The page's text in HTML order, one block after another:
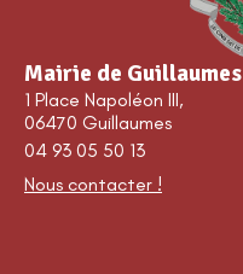
Mairie de Guillaumes
1 Place Napoléon III,
06470 Guillaumes
04 93 05 50 13
Nous contacter !